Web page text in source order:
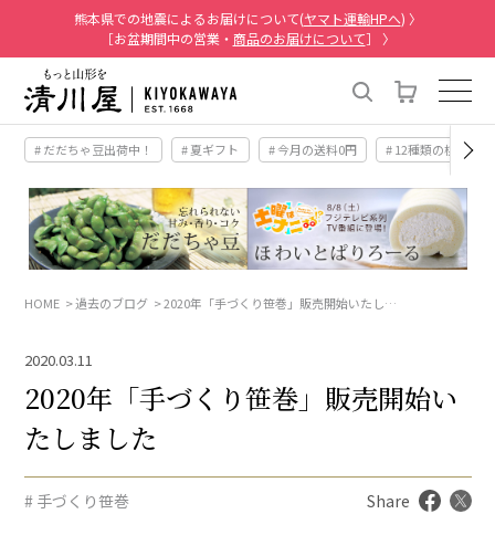
熊本県での地震によるお届けについて(ヤマト運輸HPへ) 〉
［お盆期間中の営業・ 商品のお届けについて］ 〉
# だだちゃ豆出荷中！ # 夏ギフト # 今月の送料0円 # 12種類の桃
HOME 過去のブログ 2020年「手づくり笹巻」販売開始いたし…
2020.03.11
2020年「手づくり笹巻」販売開始い
たしました
# 手づくり笹巻 Share